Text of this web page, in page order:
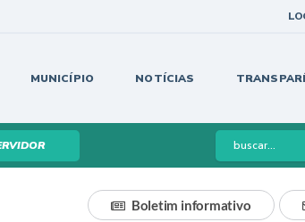
MUNICÍPIO NOTÍCIAS
Boletim informativo